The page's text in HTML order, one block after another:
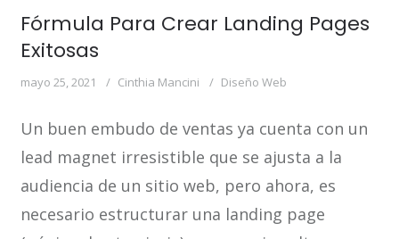
Fórmula Para Crear Landing Pages
Exitosas
mayo 25, 2021 Cinthia Mancini Diseño Web
Un buen embudo de ventas ya cuenta con un
lead magnet irresistible que se ajusta a la
audiencia de un sitio web, pero ahora, es
necesario estructurar una landing page